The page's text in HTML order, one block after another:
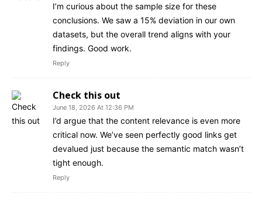
I’m curious about the sample size for these
conclusions. We saw a 15% deviation in our own
datasets, but the overall trend aligns with your
findings. Good work.
Reply
Check this out
June 18, 2026 At 12:36 PM
I’d argue that the content relevance is even more
critical now. We’ve seen perfectly good links get
devalued just because the semantic match wasn’t
tight enough.
Reply